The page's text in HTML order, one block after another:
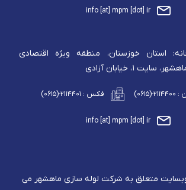
info [at] mpm [dot] ir
استان خوزستان، منطقه ویژه اقتصادی
۱، خیابان آزادی
(۰۶۱۵) فکس : ۲۱۱۴۴۰۱-(۰۶۱۵)
info [at] mpm [dot] ir
متعلق به شرکت لوله سازی ماهشهر می